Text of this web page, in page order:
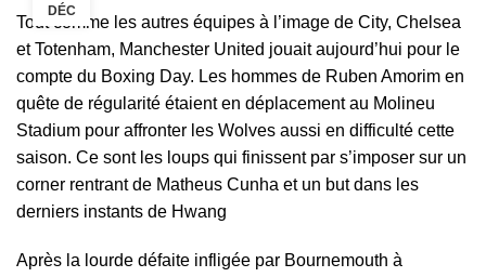
DÉC
Tout comme les autres équipes à l’image de City, Chelsea
et Totenham, Manchester United jouait aujourd’hui pour le
compte du Boxing Day. Les hommes de Ruben Amorim en
quête de régularité étaient en déplacement au Molineu
Stadium pour affronter les Wolves aussi en difficulté cette
saison. Ce sont les loups qui finissent par s’imposer sur un
corner rentrant de Matheus Cunha et un but dans les
derniers instants de Hwang
Après la lourde défaite infligée par Bournemouth à